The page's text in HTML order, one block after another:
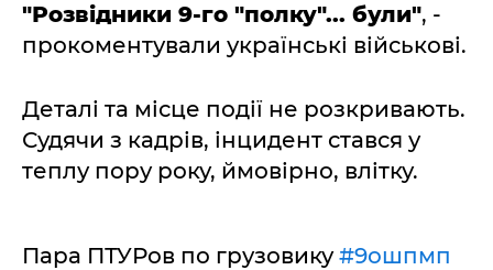
"Розвідники 9-го "полку"... були", -
прокоментували українські військові.
Деталі та місце події не розкривають.
Судячи з кадрів, інцидент стався у
теплу пору року, ймовірно, влітку.
Пара ПТУРов по грузовику#9ошпмп